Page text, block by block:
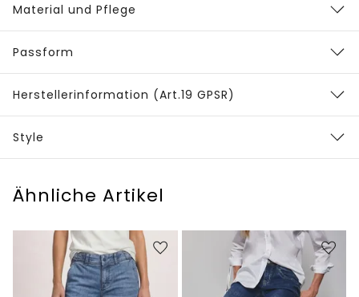
Material und Pflege
Passform
Herstellerinformation (Art.19 GPSR)
Style
Ähnliche Artikel